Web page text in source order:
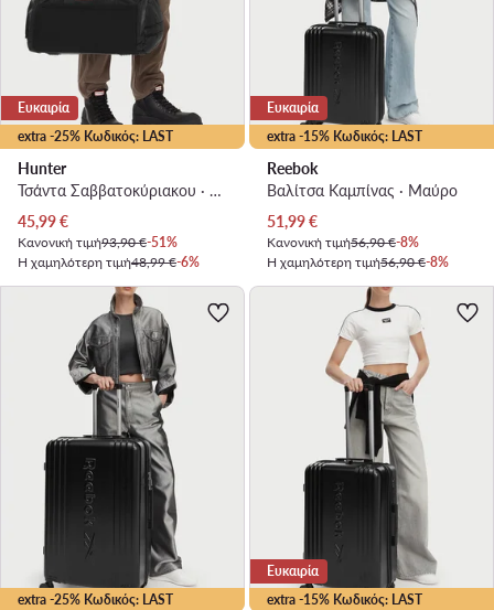
extra -25% Κωδικός: LAST
Ευκαιρία
Hunter
Τσάντα Σαββατοκύριακου · Μαύρο
Τρέχουσα τιμή
45,99€
Κανονική τιμή93,90 €-51%
Η χαμηλότερη τιμή48,99 €-6%
extra -15% Κωδικός: LAST
Ευκαιρία
Reebok
Βαλίτσα Καμπίνας · Μαύρο
Τρέχουσα τιμή
51,99€
Κανονική τιμή56,90 €-8%
Η χαμηλότερη τιμή56,90 €-8%
extra -25% Κωδικός: LAST extra -15% Κωδικός: LAST
Ευκαιρία